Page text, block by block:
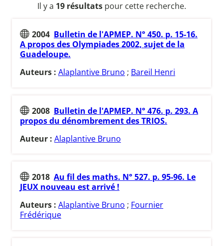
Il y a 19 résultatspour cette recherche.
2004 Bulletin de l'APMEP. N° 450. p. 15-16.
A propos des Olympiades 2002, sujet de la
Guadeloupe.
Auteurs : Alaplantive Bruno ; Bareil Henri
2008 Bulletin de l'APMEP. N° 476. p. 293. A
propos du dénombrement des TRIOS.
Auteur : Alaplantive Bruno
2018 Au fil des maths. N° 527. p. 95-96. Le
JEUX nouveau est arrivé !
Auteurs : Alaplantive Bruno ; Fournier
Frédérique